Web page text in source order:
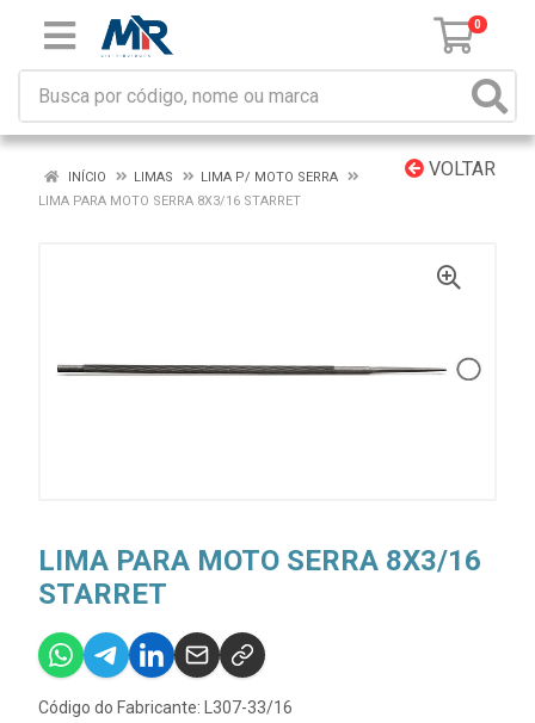
0
VOLTAR
INÍCIO LIMAS
LIMA P/ MOTO SERRA
LIMA PARA MOTO SERRA 8X3/16 STARRET
LIMA PARA MOTO SERRA 8X3/16
STARRET
Código do Fabricante: L307-33/16